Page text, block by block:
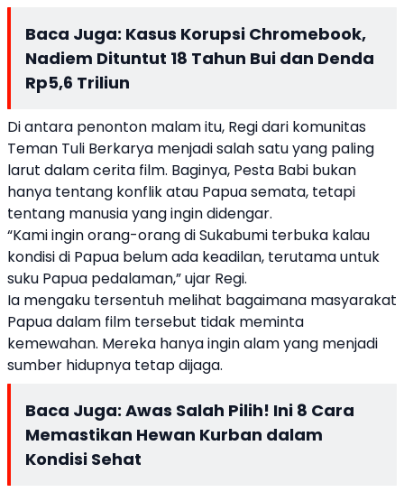
Baca Juga: Kasus Korupsi Chromebook,
Nadiem Dituntut 18 Tahun Bui dan Denda
Rp5,6 Triliun
Di antara penonton malam itu, Regi dari komunitas
Teman Tuli Berkarya menjadi salah satu yang paling
larut dalam cerita film. Baginya, Pesta Babi bukan
hanya tentang konflik atau Papua semata, tetapi
tentang manusia yang ingin didengar.
“Kami ingin orang-orang di Sukabumi terbuka kalau
kondisi di Papua belum ada keadilan, terutama untuk
suku Papua pedalaman,” ujar Regi.
Ia mengaku tersentuh melihat bagaimana masyarakat
Papua dalam film tersebut tidak meminta
kemewahan. Mereka hanya ingin alam yang menjadi
sumber hidupnya tetap dijaga.
Baca Juga: Awas Salah Pilih! Ini 8 Cara
Memastikan Hewan Kurban dalam
Kondisi Sehat